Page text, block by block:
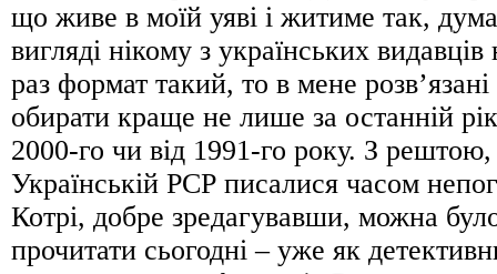
що живе в моїй уяві і житиме так,
вигляді нікому з українських
раз формат такий, то в мене
обирати краще не лише за останній
2000-го чи від 1991-го року. З рештою,
Українській РСР писалися часом
Котрі, добре зредагувавши, можна
прочитати сьогодні – уже як